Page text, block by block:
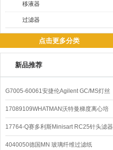
移液器
过滤器
点击更多分类
新品推荐
G7005-60061安捷伦Agilent GC/MS灯丝
配件
17089109WHATMAN沃特曼梯度离心培
养基
17764-Q赛多利斯Minisart RC25针头滤器
4040050德国MN 玻璃纤维过滤纸